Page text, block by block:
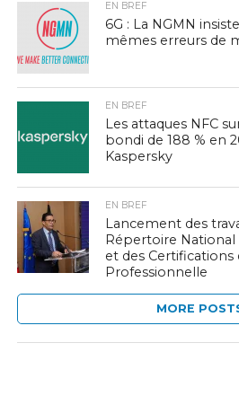
EN BREF
6G : La NGMN
mêmes erreurs de
EN BREF
Les attaques NFC
bondi de 188 % en
Kaspersky
EN BREF
Lancement des
Répertoire
et des
Professionnelle
MORE